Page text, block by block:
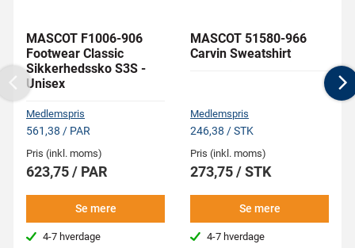
MASCOT F1006-906
Footwear Classic
Sikkerhedssko S3S -
Unisex
Medlemspris
561,38 / PAR
Pris (inkl. moms)
623,75 / PAR
Se mere
4-7 hverdage
MASCOT 51580-966
Carvin Sweatshirt
Medlemspris
246,38 / STK
Pris (inkl. moms)
273,75 / STK
Se mere
4-7 hverdage
Previous